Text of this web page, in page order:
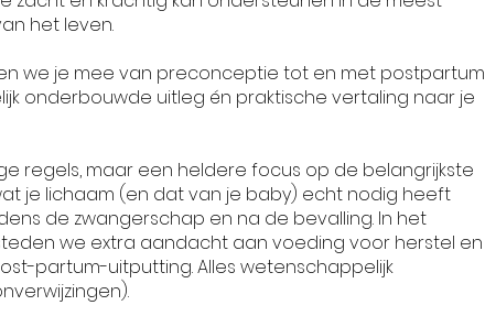
het leven.
we je mee van preconceptie tot en met postpartum
onderbouwde uitleg én praktische vertaling naar je
regels, maar een heldere focus op de belangrijkste
je lichaam (en dat van je baby) echt nodig heeft
de zwangerschap en na de bevalling. In het
we extra aandacht aan voeding voor herstel en
partum-uitputting. Alles wetenschappelijk